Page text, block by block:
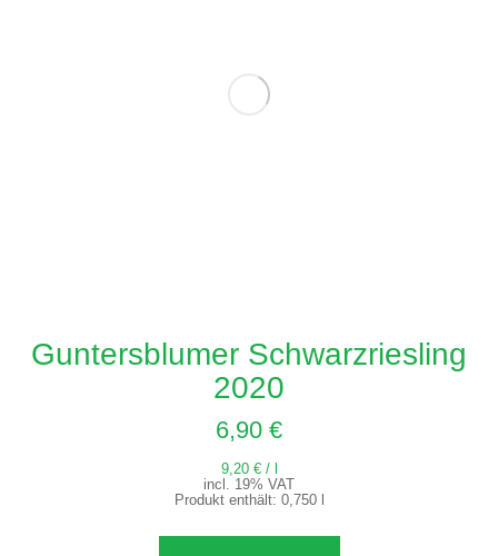
Guntersblumer Schwarzriesling
2020
6,90 €
9,20 €/
incl. 19% VAT
Produkt enthält: 0,750